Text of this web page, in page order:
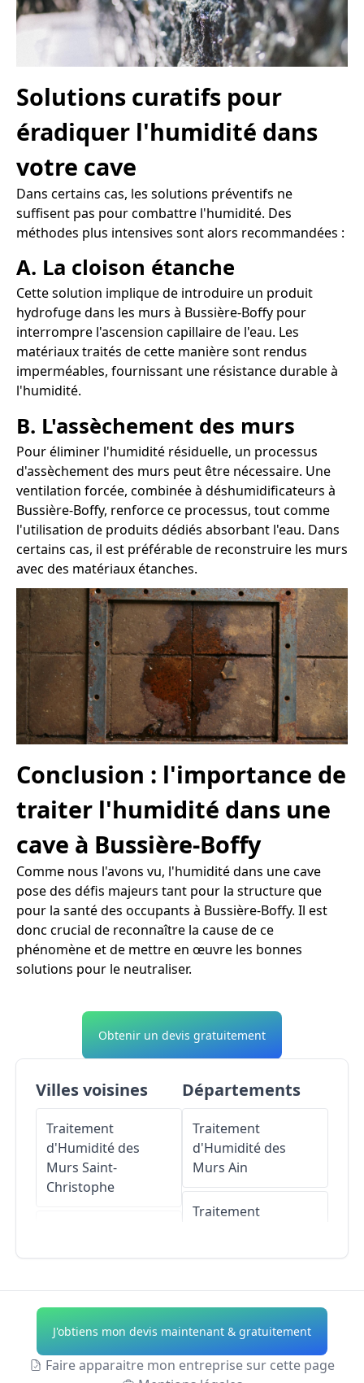
Solutions curatifs pour
éradiquer l'humidité dans
votre cave
Dans certains cas, les solutions préventifs ne
suffisent pas pour combattre l'humidité. Des
méthodes plus intensives sont alors recommandées :
A. La cloison étanche
Cette solution implique de introduire un produit
hydrofuge dans les murs à Bussière-Boffy pour
interrompre l'ascension capillaire de l'eau. Les
matériaux traités de cette manière sont rendus
imperméables, fournissant une résistance durable à
l'humidité.
B. L'assèchement des murs
Pour éliminer l'humidité résiduelle, un processus
d'assèchement des murs peut être nécessaire. Une
ventilation forcée, combinée à déshumidificateurs à
Bussière-Boffy, renforce ce processus, tout comme
l'utilisation de produits dédiés absorbant l'eau. Dans
certains cas, il est préférable de reconstruire les murs
avec des matériaux étanches.
Conclusion : l'importance de
traiter l'humidité dans une
cave à Bussière-Boffy
Comme nous l'avons vu, l'humidité dans une cave
pose des défis majeurs tant pour la structure que
pour la santé des occupants à Bussière-Boffy. Il est
donc crucial de reconnaître la cause de ce
phénomène et de mettre en œuvre les bonnes
solutions pour le neutraliser.
Obtenir un devis gratuitement
Villes voisines
Traitement
d'Humidité des
Murs Saint-
Christophe
Traitement
d'Humidité des
MursNouic
Départements
Traitement
d'Humidité des
Murs Ain
Traitement
Traitement
d'Humidité des
Murs Allier
Traitement
J'obtiens mon devis maintenant & gratuitement
Faire apparaitre mon entreprise sur cette page